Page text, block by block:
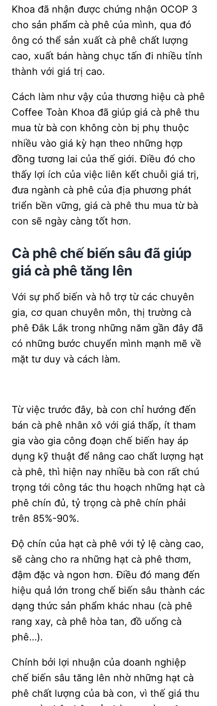
Khoa đã nhận được chứng nhận OCOP 3
cho sản phẩm cà phê của mình, qua đó
ông có thể sản xuất cà phê chất lượng
cao, xuất bán hàng chục tấn đi nhiều tỉnh
thành với giá trị cao.
Cách làm như vậy của thương hiệu cà phê
Coffee Toàn Khoa đã giúp giá cà phê thu
mua từ bà con không còn bị phụ thuộc
nhiều vào giá kỳ hạn theo những hợp
đồng tương lai của thế giới. Điều đó cho
thấy lợi ích của việc liên kết chuỗi giá trị,
đưa ngành cà phê của địa phương phát
triển bền vững, giá cà phê thu mua từ bà
con sẽ ngày càng tốt hơn.
Cà phê chế biến sâu đã giúp
giá cà phê tăng lên
Với sự phổ biến và hỗ trợ từ các chuyên
gia, cơ quan chuyên môn, thị trường cà
phê Đắk Lắk trong những năm gần đây đã
có những bước chuyển mình mạnh mẽ về
mặt tư duy và cách làm.
Từ việc trước đây, bà con chỉ hướng đến
bán cà phê nhân xô với giá thấp, ít tham
gia vào gia công đoạn chế biến hay áp
dụng kỹ thuật để nâng cao chất lượng hạt
cà phê, thì hiện nay nhiều bà con rất chú
trọng tới công tác thu hoạch những hạt cà
phê chín đủ, tỷ trọng cà phê chín phải
trên 85%-90%.
Độ chín của hạt cà phê với tỷ lệ càng cao,
sẽ càng cho ra những hạt cà phê thơm,
đậm đặc và ngon hơn. Điều đó mang đến
hiệu quả lớn trong chế biến sâu thành các
dạng thức sản phẩm khác nhau (cà phê
rang xay, cà phê hòa tan, đồ uống cà
phê…).
Chính bởi lợi nhuận của doanh nghiệp
chế biến sâu tăng lên nhờ những hạt cà
phê chất lượng của bà con, vì thế giá thu